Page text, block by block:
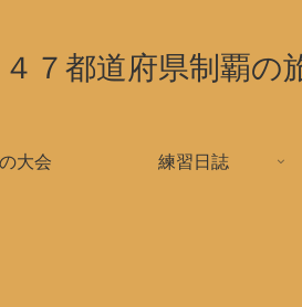
都道府県制覇の
大会 練習日誌